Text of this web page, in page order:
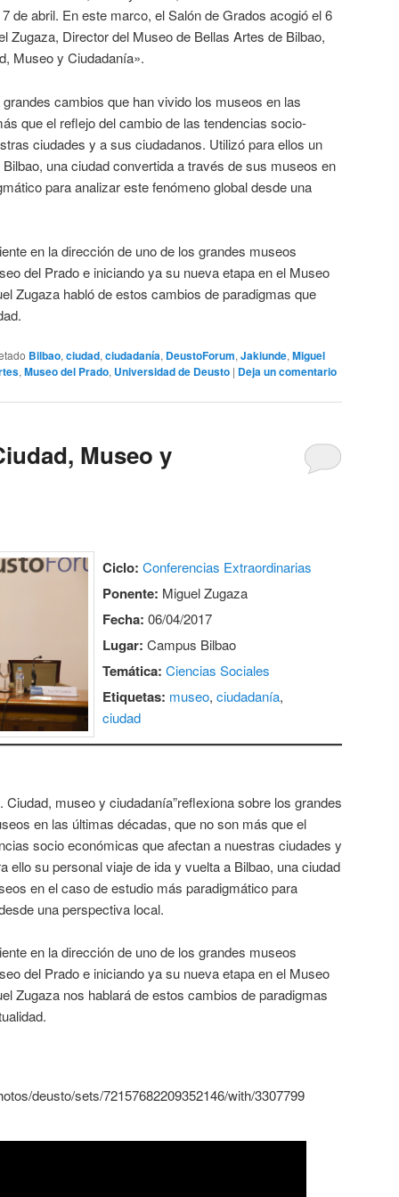
de abril. En este marco, el Salón de Grados acogió el 6
Zugaza, Director del Museo de Bellas Artes de Bilbao,
Museo y Ciudadanía».
cambios que han vivido los museos en las
que el reflejo del cambio de las tendencias socio-
ciudades y a sus ciudadanos. Utilizó para ellos un
una ciudad convertida a través de sus museos en
para analizar este fenómeno global desde una
en la dirección de uno de los grandes museos
del Prado e iniciando ya su nueva etapa en el Museo
Zugaza habló de estos cambios de paradigmas que
Bilbao, ciudad, ciudadanía, DeustoForum, Jakiunde, Miguel
, Museo del Prado, Universidad de Deusto | Deja un comentario
Museo y
Ciclo: Conferencias Extraordinarias
Ponente: Miguel Zugaza
Fecha: 06/04/2017
Lugar: Campus Bilbao
Temática: Ciencias Sociales
Etiquetas: museo,ciudadanía,
ciudad
Ciudad, museo y ciudadanía”reflexiona sobre los grandes
en las últimas décadas, que no son más que el
socio económicas que afectan a nuestras ciudades y
ello su personal viaje de ida y vuelta a Bilbao, una ciudad
en el caso de estudio más paradigmático para
una perspectiva local.
en la dirección de uno de los grandes museos
del Prado e iniciando ya su nueva etapa en el Museo
Zugaza nos hablará de estos cambios de paradigmas
deusto/sets/72157682209352146/with/3307799